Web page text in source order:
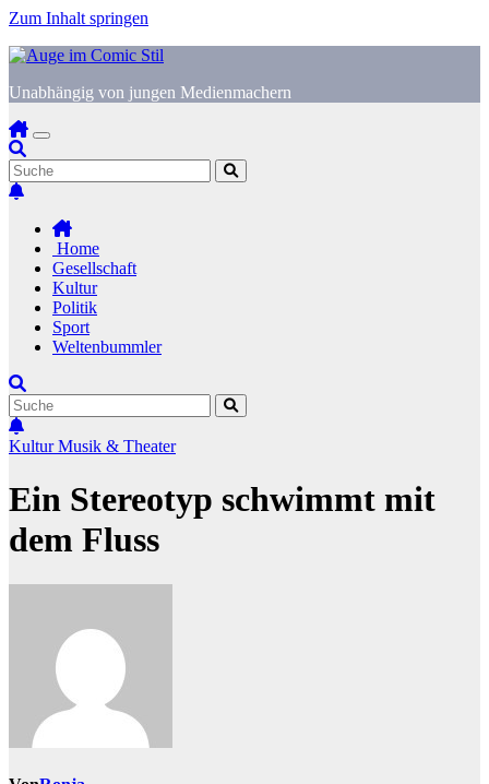
Zum Inhalt springen
Unabhängig von jungen Medienmachern
Home
Gesellschaft
Kultur
Politik
Sport
Weltenbummler
KulturMusik & Theater
Ein Stereotyp schwimmt mit
dem Fluss